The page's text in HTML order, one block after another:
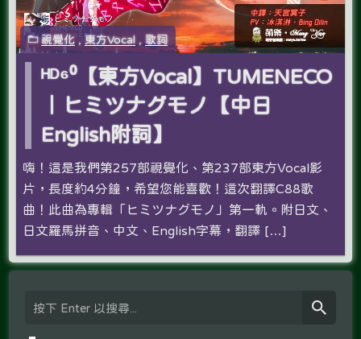
視覺化 ,東方Vocal , 歌詞
ᴴᴰ⁶⁰【東方Vocal】TUMENECO
｜ヒミツナグモノ【中日
English附詞】
嗨！這是我們第257部視覺化、第237部東方Vocal影
片，長度約4分鐘，希望您能喜歡！這次翻譯C88歌
曲！此曲為專輯「ヒミツナグモノ」第一軌。附日文、
日文羅馬拼音、中文、English字幕，翻譯 […]